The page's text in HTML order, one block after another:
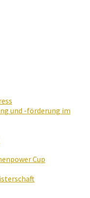
und -förderung im
Cup